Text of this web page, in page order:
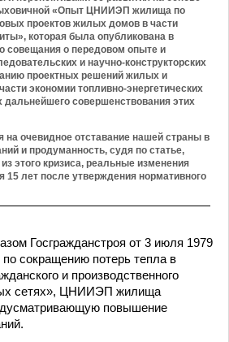
«Опыт ЦНИИЭП жилища по
проектов жилых домов в части
которая была опубликована в
совещания о передовом опыте и
и научно-конструкторских
проектных решений жилых и
экономии топливно-энергетических
дальнейшего совершенствования этих
на очевидное отставание нашей страны в
и продуманность, судя по статье,
этого кризиса, реальные изменения
15 лет после утверждения нормативного
Госгражданстроя от 3 июля 1979
сокращению потерь тепла в
и производственного
сетях», ЦНИИЭП жилища
повышение